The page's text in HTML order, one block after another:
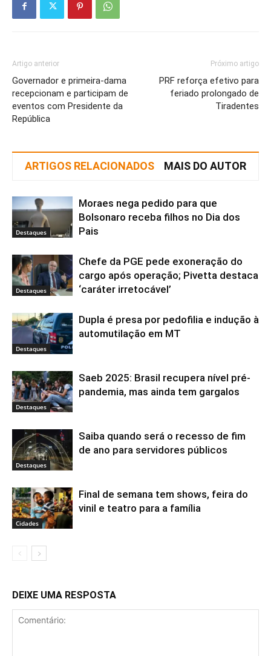
Artigo anterior
Governador e primeira-dama
recepcionam e participam de
eventos com Presidente da
República
Próximo artigo
PRF reforça efetivo para
feriado prolongado de
Tiradentes
ARTIGOS RELACIONADOS MAIS DO AUTOR
Destaques
Moraes nega pedido para que
Bolsonaro receba filhos no Dia dos
Pais
Destaques
Chefe da PGE pede exoneração do
cargo após operação; Pivetta destaca
‘caráter irretocável’
Destaques
Dupla é presa por pedofilia e indução à
automutilação em MT
Destaques
Saeb 2025: Brasil recupera nível pré-
pandemia, mas ainda tem gargalos
Destaques
Saiba quando será o recesso de fim
de ano para servidores públicos
Cidades
Final de semana tem shows, feira do
vinil e teatro para a família
DEIXE UMA RESPOSTA